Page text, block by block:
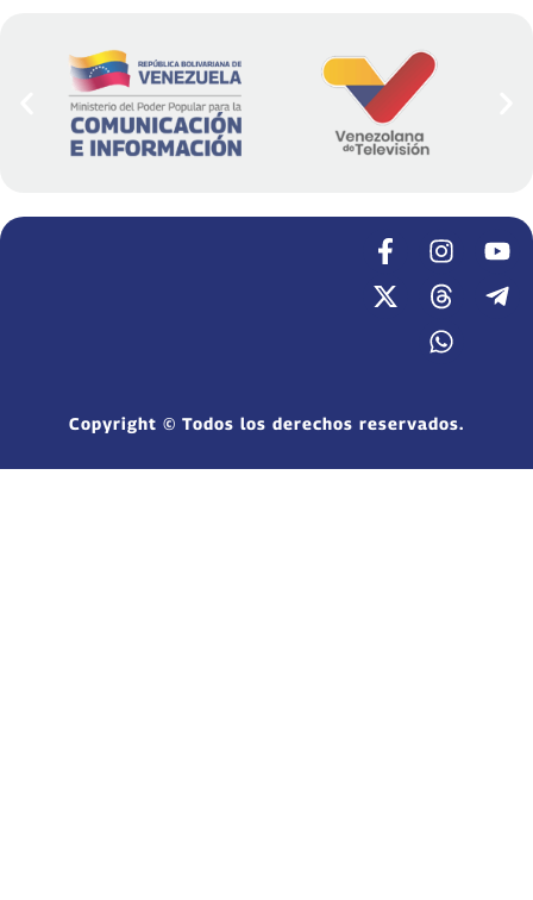
Copyright © Todos los derechos reservados.